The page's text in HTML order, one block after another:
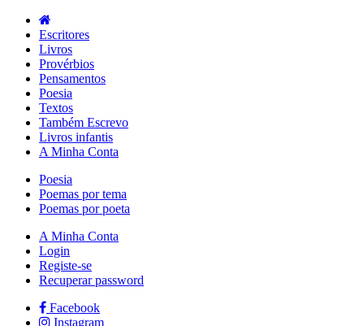
Escritores
Livros
Provérbios
Pensamentos
Poesia
Textos
Também Escrevo
Livros infantis
A Minha Conta
Poesia
Poemas por tema
Poemas por poeta
A Minha Conta
Login
Registe-se
Recuperar password
Facebook
Instagram